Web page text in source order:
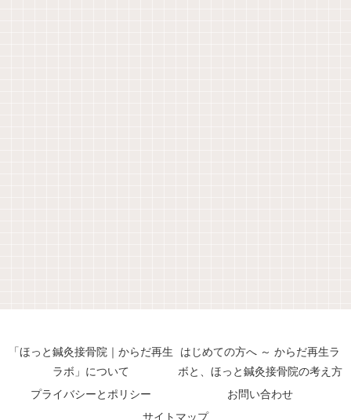
「ほっと鍼灸接骨院｜からだ再生
ラボ」について
はじめての方へ ～ からだ再生ラ
ボと、ほっと鍼灸接骨院の考え方
プライバシーとポリシー
お問い合わせ
サイトマップ